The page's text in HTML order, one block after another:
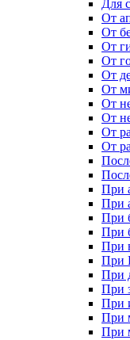
Для
От
От
От
От
От
От
От
От
От
От
При
При
При
При
При
При
При
При
При
При
При